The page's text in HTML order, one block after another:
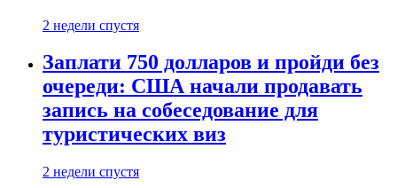
2 недели спустя
Заплати 750 долларов и пройди без
очереди: США начали продавать
запись на собеседование для
туристических виз
2 недели спустя